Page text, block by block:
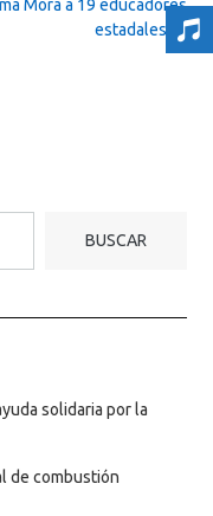
Mora a 19 educadores
estadales
→
BUSCAR
solidaria por la
de combustión